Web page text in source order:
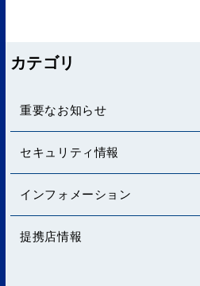
カテゴリ
重要なお知らせ
セキュリティ情報
インフォメーション
提携店情報